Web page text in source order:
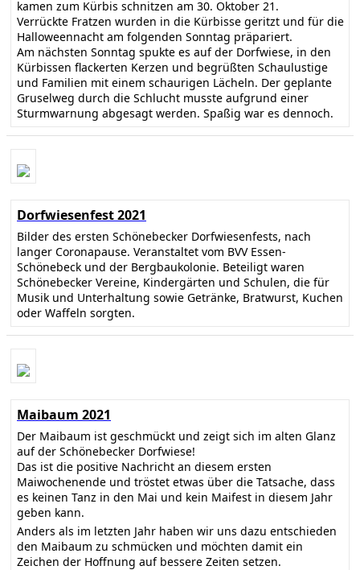
kamen zum Kürbis schnitzen am 30. Oktober 21.
Verrückte Fratzen wurden in die Kürbisse geritzt und für die
Halloweennacht am folgenden Sonntag präpariert.
Am nächsten Sonntag spukte es auf der Dorfwiese, in den
Kürbissen flackerten Kerzen und begrüßten Schaulustige
und Familien mit einem schaurigen Lächeln. Der geplante
Gruselweg durch die Schlucht musste aufgrund einer
Sturmwarnung abgesagt werden. Spaßig war es dennoch.
Dorfwiesenfest 2021
Bilder des ersten Schönebecker Dorfwiesenfests, nach
langer Coronapause. Veranstaltet vom BVV Essen-
Schönebeck und der Bergbaukolonie. Beteiligt waren
Schönebecker Vereine, Kindergärten und Schulen, die für
Musik und Unterhaltung sowie Getränke, Bratwurst, Kuchen
oder Waffeln sorgten.
Maibaum 2021
Der Maibaum ist geschmückt und zeigt sich im alten Glanz
auf der Schönebecker Dorfwiese!
Das ist die positive Nachricht an diesem ersten
Maiwochenende und tröstet etwas über die Tatsache, dass
es keinen Tanz in den Mai und kein Maifest in diesem Jahr
geben kann.
Anders als im letzten Jahr haben wir uns dazu entschieden
den Maibaum zu schmücken und möchten damit ein
Zeichen der Hoffnung auf bessere Zeiten setzen.